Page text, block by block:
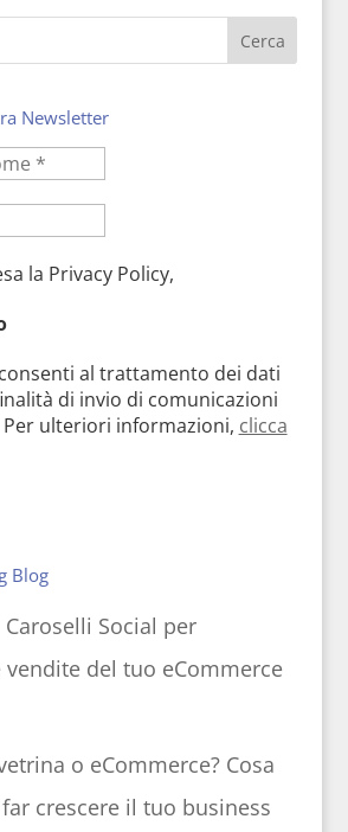
Newsletter
la Privacy Policy,
al trattamento dei dati
di invio di comunicazioni
ulteriori informazioni, clicca
Blog
Social per
del tuo eCommerce
o eCommerce? Cosa
crescere il tuo business